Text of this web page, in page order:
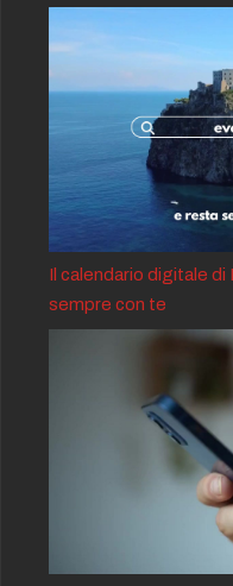
Il calendario digitale di
sempre con te